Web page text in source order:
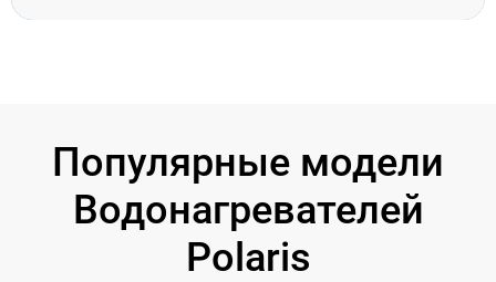
Популярные модели
Водонагревателей
Polaris